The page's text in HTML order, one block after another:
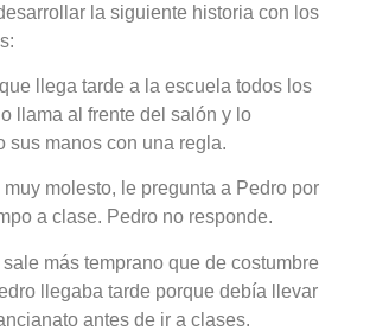
la siguiente historia con los
llega tarde a la escuela todos los
llama al frente del salón y lo
sus manos con una regla.
muy molesto, le pregunta a Pedro por
a clase. Pedro no responde.
más temprano que de costumbre
llegaba tarde porque debía llevar
antes de ir a clases.